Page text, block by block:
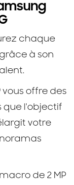
chaque
à son
vous offre des
que l'objectif
votre
de 2 MP